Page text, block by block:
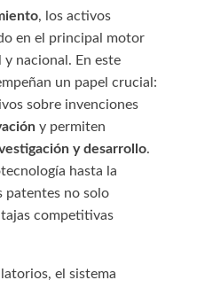
, los activos
en el principal motor
nacional. En este
un papel crucial:
sobre invenciones
y permiten
y desarrollo.
hasta la
patentes no solo
competitivas
el sistema